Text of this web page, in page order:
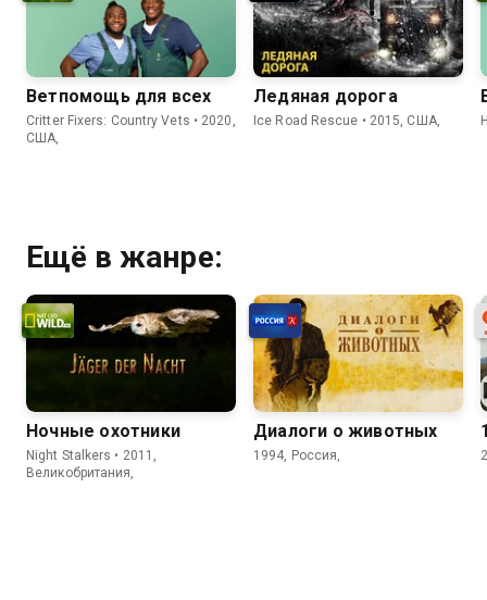
Ветпомощь для всех
Critter Fixers: Country Vets • 2020,
США,
Ледяная дорога
Ice Road Rescue • 2015, США,
Ещё в жанре:
Ночные охотники
Night Stalkers • 2011,
Великобритания,
Диалоги о животных
1994, Россия,